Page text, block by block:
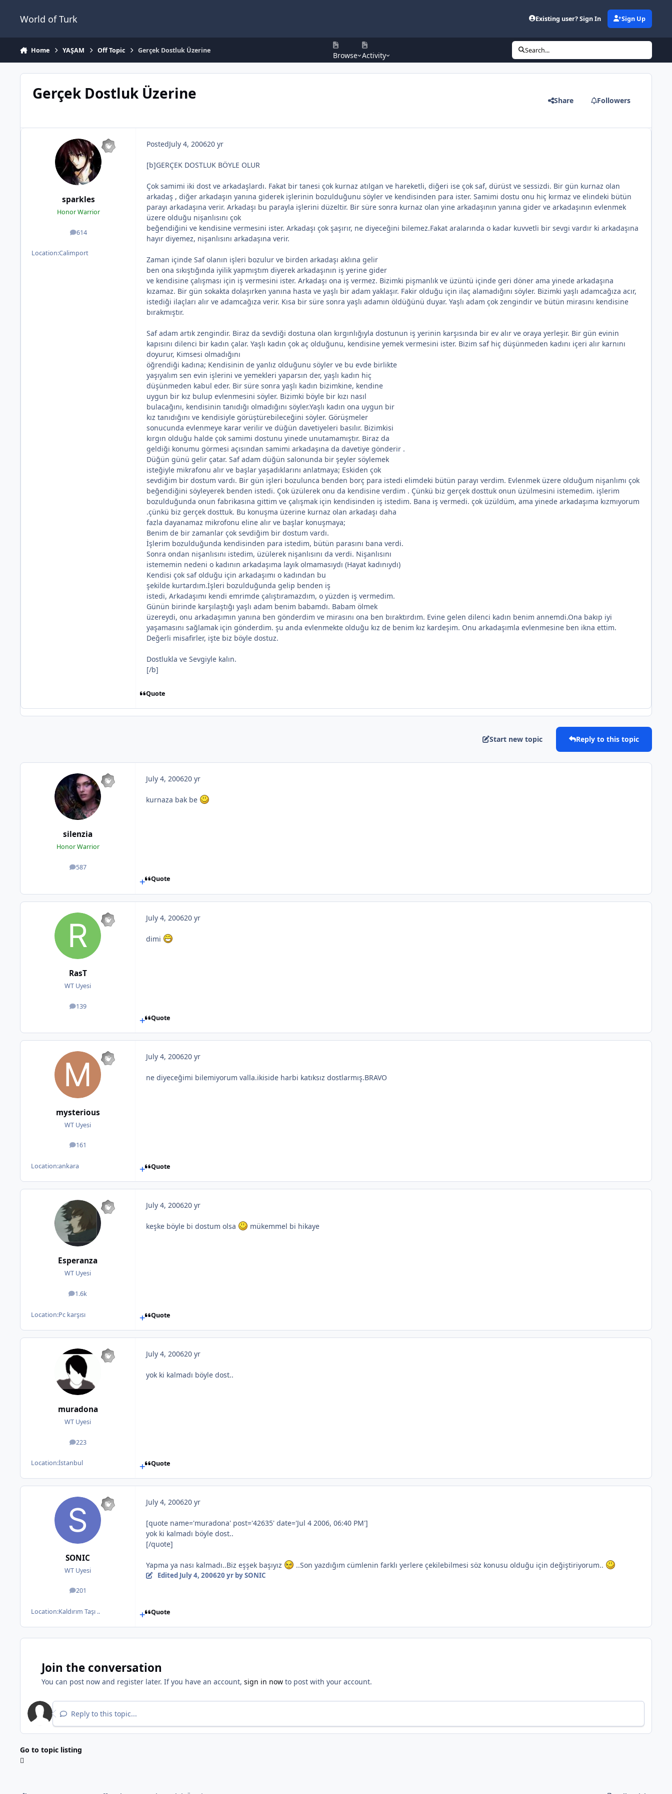
World of Turk Existing user? Sign In Sign Up
Home YAŞAM Off Topic Gerçek Dostluk Üzerine
Browse Activity
Search...
Gerçek Dostluk Üzerine Share Followers
sparkles
Honor Warrior
614
posts
Location:Calimport
PostedJuly 4, 200620 yr
[b]GERÇEK DOSTLUK BÖYLE OLUR
Çok samimi iki dost ve arkadaşlardı. Fakat bir tanesi çok kurnaz atılgan ve hareketli, diğeri ise çok saf, dürüst ve sessizdi. Bir gün kurnaz olan
arkadaş , diğer arkadaşın yanına giderek işlerinin bozulduğunu söyler ve kendisinden para ister. Samimi dostu onu hiç kırmaz ve elindeki bütün
parayı arkadaşına verir. Arkadaşı bu parayla işlerini düzeltir. Bir süre sonra kurnaz olan yine arkadaşının yanına gider ve arkadaşının evlenmek
üzere olduğu nişanlısını çok
beğendiğini ve kendisine vermesini ister. Arkadaşı çok şaşırır, ne diyeceğini bilemez.Fakat aralarında o kadar kuvvetli bir sevgi vardır ki arkadaşına
hayır diyemez, nişanlısını arkadaşına verir.
Zaman içinde Saf olanın işleri bozulur ve birden arkadaşı aklına gelir
ben ona sıkıştığında iyilik yapmıştım diyerek arkadaşının iş yerine gider
ve kendisine çalışması için iş vermesini ister. Arkadaşı ona iş vermez. Bizimki pişmanlık ve üzüntü içinde geri döner ama yinede arkadaşına
kızamaz. Bir gün sokakta dolaşırken yanına hasta ve yaşlı bir adam yaklaşır. Fakir olduğu için ilaç alamadığını söyler. Bizimki yaşlı adamcağıza acır,
istediği ilaçları alır ve adamcağıza verir. Kısa bir süre sonra yaşlı adamın öldüğünü duyar. Yaşlı adam çok zengindir ve bütün mirasını kendisine
bırakmıştır.
Saf adam artık zengindir. Biraz da sevdiği dostuna olan kırgınlığıyla dostunun iş yerinin karşısında bir ev alır ve oraya yerleşir. Bir gün evinin
kapısını dilenci bir kadın çalar. Yaşlı kadın çok aç olduğunu, kendisine yemek vermesini ister. Bizim saf hiç düşünmeden kadını içeri alır karnını
doyurur, Kimsesi olmadığını
öğrendiği kadına; Kendisinin de yanlız olduğunu söyler ve bu evde birlikte
yaşıyalım sen evin işlerini ve yemekleri yaparsın der, yaşlı kadın hiç
düşünmeden kabul eder. Bir süre sonra yaşlı kadın bizimkine, kendine
uygun bir kız bulup evlenmesini söyler. Bizimki böyle bir kızı nasıl
bulacağını, kendisinin tanıdığı olmadığını söyler.Yaşlı kadın ona uygun bir
kız tanıdığını ve kendisiyle görüştürebileceğini söyler. Görüşmeler
sonucunda evlenmeye karar verilir ve düğün davetiyeleri basılır. Bizimkisi
kırgın olduğu halde çok samimi dostunu yinede unutamamıştır. Biraz da
geldiği konumu görmesi açısından samimi arkadaşına da davetiye gönderir .
Düğün günü gelir çatar. Saf adam düğün salonunda bir şeyler söylemek
isteğiyle mikrafonu alır ve başlar yaşadıklarını anlatmaya; Eskiden çok
sevdiğim bir dostum vardı. Bir gün işleri bozulunca benden borç para istedi elimdeki bütün parayı verdim. Evlenmek üzere olduğum nişanlımı çok
beğendiğini söyleyerek benden istedi. Çok üzülerek onu da kendisine verdim . Çünkü biz gerçek dosttuk onun üzülmesini istemedim. işlerim
bozulduğunda onun fabrikasına gittim ve çalışmak için kendisinden iş istedim. Bana iş vermedi. çok üzüldüm, ama yinede arkadaşıma kızmıyorum
.çünkü biz gerçek dosttuk. Bu konuşma üzerine kurnaz olan arkadaşı daha
fazla dayanamaz mikrofonu eline alır ve başlar konuşmaya;
Benim de bir zamanlar çok sevdiğim bir dostum vardı.
İşlerim bozulduğunda kendisinden para istedim, bütün parasını bana verdi.
Sonra ondan nişanlısını istedim, üzülerek nişanlısını da verdi. Nişanlısını
istememin nedeni o kadının arkadaşıma layık olmamasıydı (Hayat kadınıydı)
Kendisi çok saf olduğu için arkadaşımı o kadından bu
şekilde kurtardım.İşleri bozulduğunda gelip benden iş
istedi, Arkadaşımı kendi emrimde çalıştıramazdım, o yüzden iş vermedim.
Günün birinde karşılaştığı yaşlı adam benim babamdı. Babam ölmek
üzereydi, onu arkadaşımın yanına ben gönderdim ve mirasını ona ben bıraktırdım. Evine gelen dilenci kadın benim annemdi.Ona bakıp iyi
yaşamasını sağlamak için gönderdim. şu anda evlenmekte olduğu kız de benim kız kardeşim. Onu arkadaşımla evlenmesine ben ikna ettim.
Değerli misafirler, işte biz böyle dostuz.
Dostlukla ve Sevgiyle kalın.
[/b]
Quote
Start new topic Reply to this topic
silenzia
Honor Warrior
587
posts
July 4, 200620 yr
kurnaza bak be
Quote
RasT
WT Uyesi
139
posts
July 4, 200620 yr
dimi
Quote
mysterious
WT Uyesi
161
posts
Location:ankara
July 4, 200620 yr
ne diyeceğimi bilemiyorum valla.ikiside harbi katıksız dostlarmış.BRAVO
Quote
Esperanza
WT Uyesi
1.6k
posts
Location:Pc karşısı
July 4, 200620 yr
keşke böyle bi dostum olsa mükemmel bi hikaye
Quote
muradona
WT Uyesi
223
posts
Location:İstanbul
July 4, 200620 yr
yok ki kalmadı böyle dost..
Quote
SONIC
WT Uyesi
201
posts
Location:Kaldırım Taşı ..
July 4, 200620 yr
[quote name='muradona' post='42635' date='Jul 4 2006, 06:40 PM']
yok ki kalmadı böyle dost..
[/quote]
Yapma ya nası kalmadı..Biz eşşek başıyız ..Son yazdığım cümlenin farklı yerlere çekilebilmesi söz konusu olduğu için değiştiriyorum..
Edited July 4, 200620 yrby SONIC
Quote
Join the conversation
You can post now and register later. If you have an account, sign in now to post with your account.
Reply to this topic...
Go to topic listing